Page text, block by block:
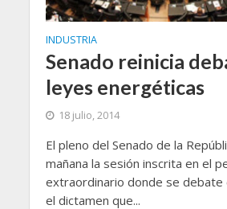
INDUSTRIA
Senado reinicia
leyes energéticas
18 julio, 2014
El pleno del Senado de la
mañana la sesión inscrita en el
extraordinario donde se debate
el dictamen que...